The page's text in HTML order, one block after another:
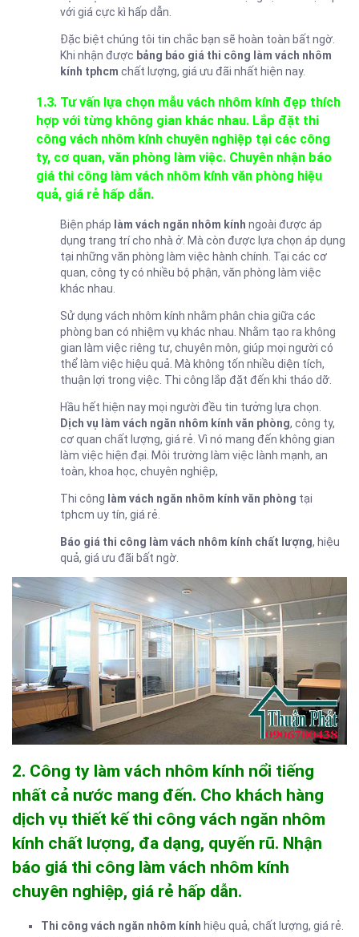
với giá cực kì hấp dẫn.
Đặc biệt chúng tôi tin chắc bạn sẽ hoàn toàn bất ngờ.
Khi nhận được bảng báo giá thi công làm vách nhôm
kính tphcm chất lượng, giá ưu đãi nhất hiện nay.
1.3. Tư vấn lựa chọn mẫu vách nhôm kính đẹp thích
hợp với từng không gian khác nhau. Lắp đặt thi
công vách nhôm kính chuyên nghiệp tại các công
ty, cơ quan, văn phòng làm việc. Chuyên nhận báo
giá thi công làm vách nhôm kính văn phòng hiệu
quả, giá rẻ hấp dẫn.
Biện pháp làm vách ngăn nhôm kính ngoài được áp
dụng trang trí cho nhà ở. Mà còn được lựa chọn áp dụng
tại những văn phòng làm việc hành chính. Tại các cơ
quan, công ty có nhiều bộ phận, văn phòng làm việc
khác nhau.
Sử dụng vách nhôm kính nhằm phân chia giữa các
phòng ban có nhiệm vụ khác nhau. Nhằm tạo ra không
gian làm việc riêng tư, chuyên môn, giúp mọi người có
thể làm việc hiệu quả. Mà không tốn nhiều diện tích,
thuận lợi trong việc. Thi công lắp đặt đến khi tháo dỡ.
Hầu hết hiện nay mọi người đều tin tưởng lựa chọn.
Dịch vụ làm vách ngăn nhôm kính văn phòng, công ty,
cơ quan chất lượng, giá rẻ. Vì nó mang đến không gian
làm việc hiện đại. Môi trường làm việc lành mạnh, an
toàn, khoa học, chuyên nghiệp,
Thi công làm vách ngăn nhôm kính văn phòng tại
tphcm uy tín, giá rẻ.
Báo giá thi công làm vách nhôm kính chất lượng, hiệu
quả, giá ưu đãi bất ngờ.
2. Công ty làm vách nhôm kính nổi tiếng
nhất cả nước mang đến. Cho khách hàng
dịch vụ thiết kế thi công vách ngăn nhôm
kính chất lượng, đa dạng, quyến rũ. Nhận
báo giá thi công làm vách nhôm kính
chuyên nghiệp, giá rẻ hấp dẫn.
Thi công vách ngăn nhôm kính hiệu quả, chất lượng, giá rẻ.